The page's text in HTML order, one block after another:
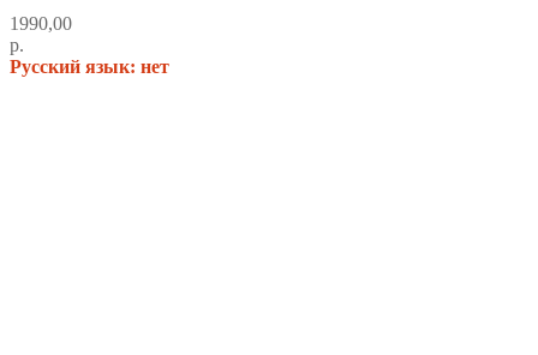
1990,00
р.
Русский язык: нет